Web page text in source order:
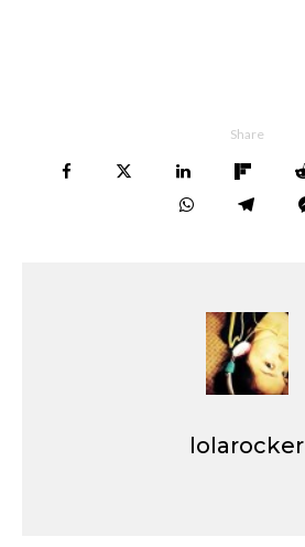
Share
lolarocker